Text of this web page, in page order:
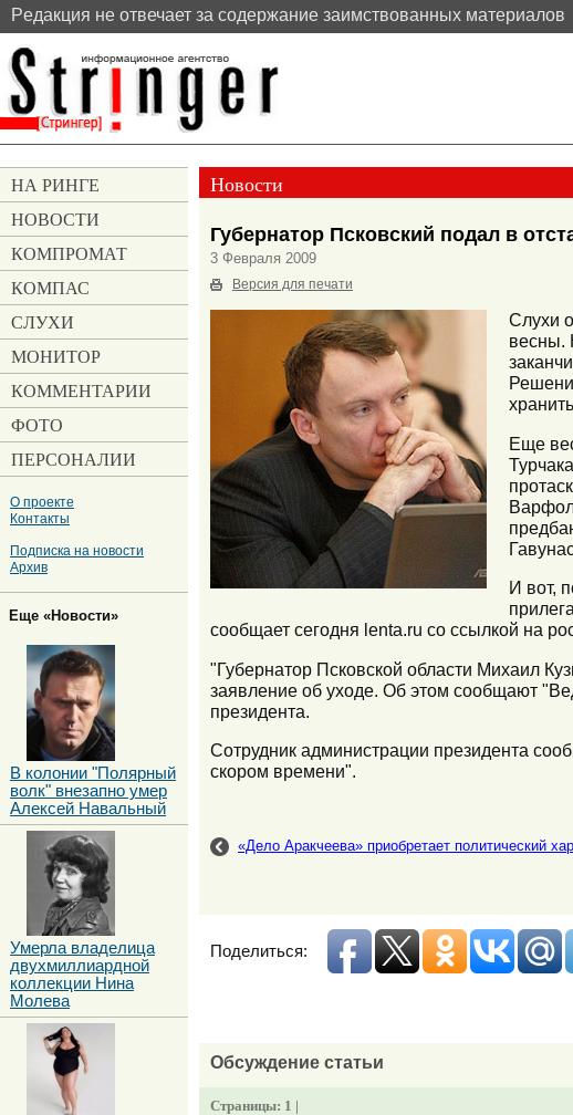
Pедакция не отвечает за содержание заимствованных материалов
Новости
Губернатор Псковский подал в
3 Февраля 2009
Версия для печати
Слухи
весны.
Еще
И вот,
сообщает сегодня lenta.ru со ссылкой на
"Губернатор Псковской области Михаил
заявление об уходе. Об этом сообщают
президента.
Сотрудник администрации президента
скором времени".
«Дело Аракчеева» приобретает политический
Поделиться:
Обсуждение статьи
Страницы: 1 |
НА РИНГЕ
НОВОСТИ
КОМПРОМАТ
КОМПАС
СЛУХИ
МОНИТОР
КОММЕНТАРИИ
ФОТО
ПЕРСОНАЛИИ
О проекте
Контакты
Подписка на новости
Архив
Еще «Новости»
В колонии "Полярный
волк" внезапно умер
Алексей Навальный
Умерла владелица
двухмиллиардной
коллекции Нина
Молева